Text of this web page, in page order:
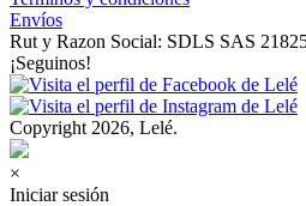
Envíos
Rut y Razon Social: SDLS SAS
¡Seguinos!
Copyright 2026, Lelé.
×
Iniciar sesión